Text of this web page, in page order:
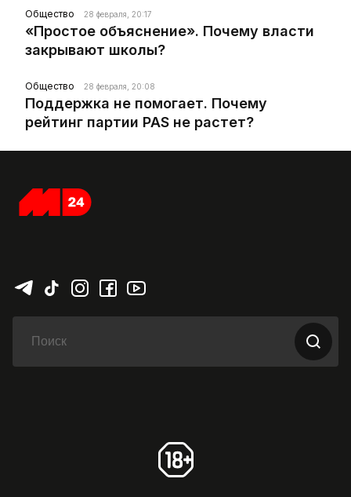
Общество 28 февраля, 20:17
«Простое объяснение». Почему власти
закрывают школы?
Общество 28 февраля, 20:08
Поддержка не помогает. Почему
рейтинг партии PAS не растет?